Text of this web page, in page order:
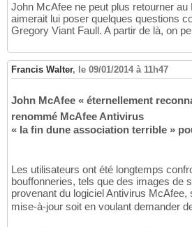
John McAfee ne peut plus retourner au
aimerait lui poser quelques questions
Gregory Viant Faull. A partir de là, on
Francis Walter, le 09/01/2014 à 11h47
John McAfee « éternellement
renommé McAfee Antivirus
« la fin dune association terrible »
Les utilisateurs ont été longtemps
bouffonneries, tels que des images de
provenant du logiciel Antivirus McAfee,
mise-à-jour soit en voulant demander de